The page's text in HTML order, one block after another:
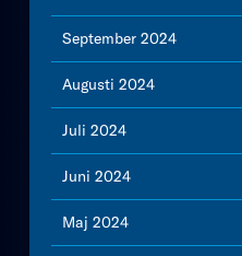
September 2024
Augusti 2024
Juli 2024
Juni 2024
Maj 2024